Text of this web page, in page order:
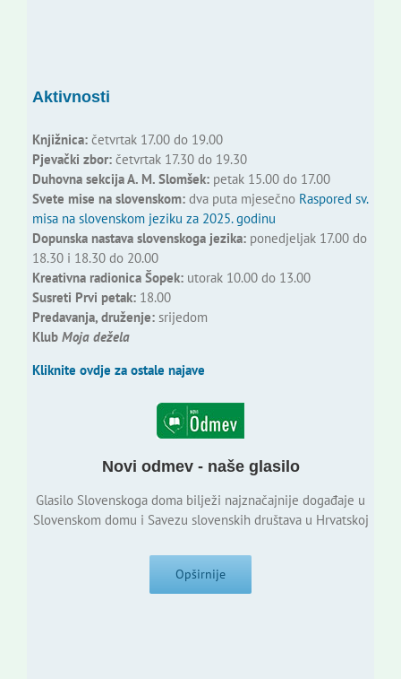
Aktivnosti
Knjižnica:četvrtak 17.00 do 19.00
Pjevački zbor:četvrtak 17.30 do 19.30
Duhovna sekcija A. M. Slomšek:petak 15.00 do 17.00
Svete mise na slovenskom:dva puta mjesečno Raspored sv.
misa na slovenskom jeziku za 2025. godinu
Dopunska nastava slovenskoga jezika:ponedjeljak 17.00 do
18.30 i 18.30 do 20.00
Kreativna radionica Šopek:utorak 10.00 do 13.00
Susreti Prvi petak:18.00
Predavanja, druženje:srijedom
Klub Moja dežela
Kliknite ovdje za ostale najave
Novi odmev - naše glasilo
Glasilo Slovenskoga doma bilježi najznačajnije događaje u
Slovenskom domu i Savezu slovenskih društava u Hrvatskoj
Opširnije